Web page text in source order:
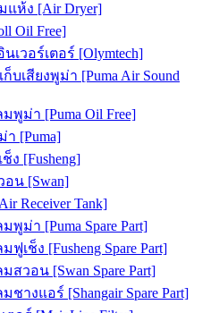
แห้ง [Air Dryer]
Oil Free]
เวอร์เตอร์ [Olymtech]
บเสียงพูม่า [Puma Air Sound
พูม่า [Puma Oil Free]
[Puma]
ง [Fusheng]
น [Swan]
Receiver Tank]
พูม่า [Puma Spare Part]
เช็ง [Fusheng Spare Part]
สวอน [Swan Spare Part]
างแอร์ [Shangair Spare Part]